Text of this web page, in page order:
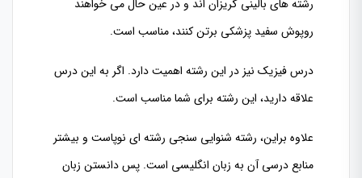
رشته های بالینی گریزان اند و در عین حال می خواهند
روپوش سفید پزشکی برتن کنند، مناسب است.
درس فیزیک نیز در این رشته اهمیت دارد. اگر به این درس
علاقه دارید، این رشته برای شما مناسب است.
علاوه براین، رشته شنوایی سنجی رشته ای نوپاست و بیشتر
منابع درسی آن به زبان انگلیسی است. پس دانستن زبان